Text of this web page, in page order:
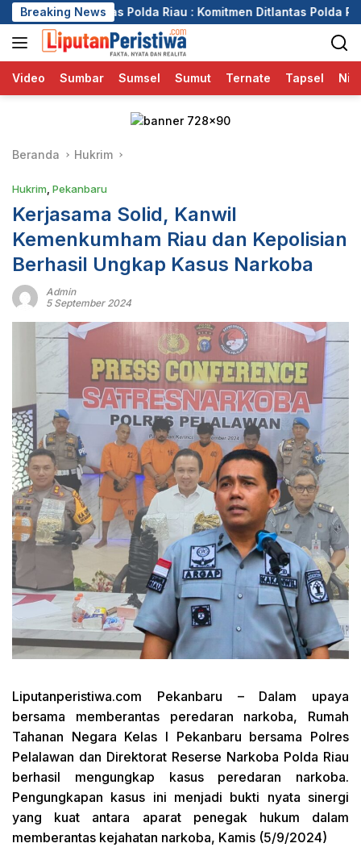
Langsung
ke
konten
Breaking News
Riau : Komitmen Ditlantas Polda Riau Dalam Berikan
Video Sumbar Sumsel Sumut Ternate Tapsel
Beranda Hukrim
Hukrim Pekanbaru
Kerjasama Solid, Kanwil
Kemenkumham Riau dan Kepolisian
Berhasil Ungkap Kasus Narkoba
Admin
5 September 2024
Liputanperistiwa.com Pekanbaru – Dalam upaya
bersama memberantas peredaran narkoba, Rumah
Tahanan Negara Kelas I Pekanbaru bersama Polres
Pelalawan dan Direktorat Reserse Narkoba Polda Riau
berhasil mengungkap kasus peredaran narkoba.
Pengungkapan kasus ini menjadi bukti nyata sinergi
yang kuat antara aparat penegak hukum dalam
memberantas kejahatan narkoba, Kamis (5/9/2024)